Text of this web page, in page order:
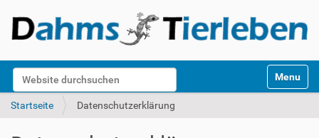
Website durchsuchen
k
Toggle
Startseite Datenschutzerklärung